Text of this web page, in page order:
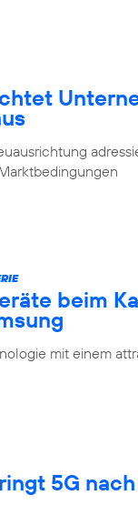
beim
mit einem
5G